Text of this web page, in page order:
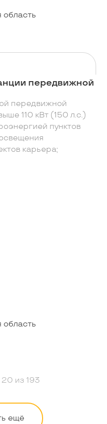
область
передвижной
передвижной
110 кВт (150 л.с.)
пунктов
карьера;
область
20 из 193
ещё